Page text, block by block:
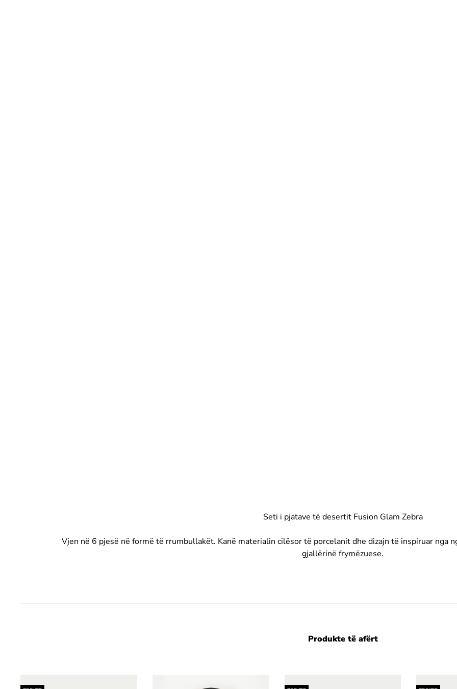
Seti i pjatave të desertit Fusion Glam Zebra
Vjen në 6 pjesë në formë të rrumbullakët. Kanë materialin cilësor të porcelanit dhe dizajn të inspiruar nga
gjallërinë frymëzuese.
Produkte të afërt